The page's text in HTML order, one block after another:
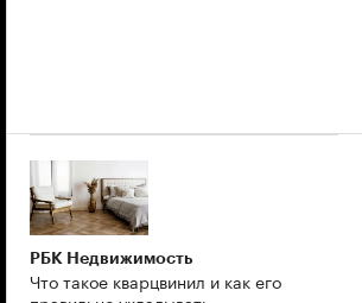
РБК Недвижимость
Что такое кварцвинил и как его